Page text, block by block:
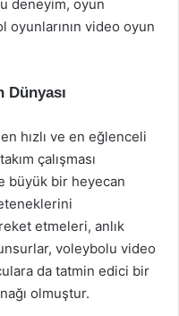
deneyim, oyun
video oyun
hızlı ve en eğlenceli
çalışması
büyük bir heyecan
etmeleri, anlık
voleybolu video
da tatmin edici bir
olmuştur.